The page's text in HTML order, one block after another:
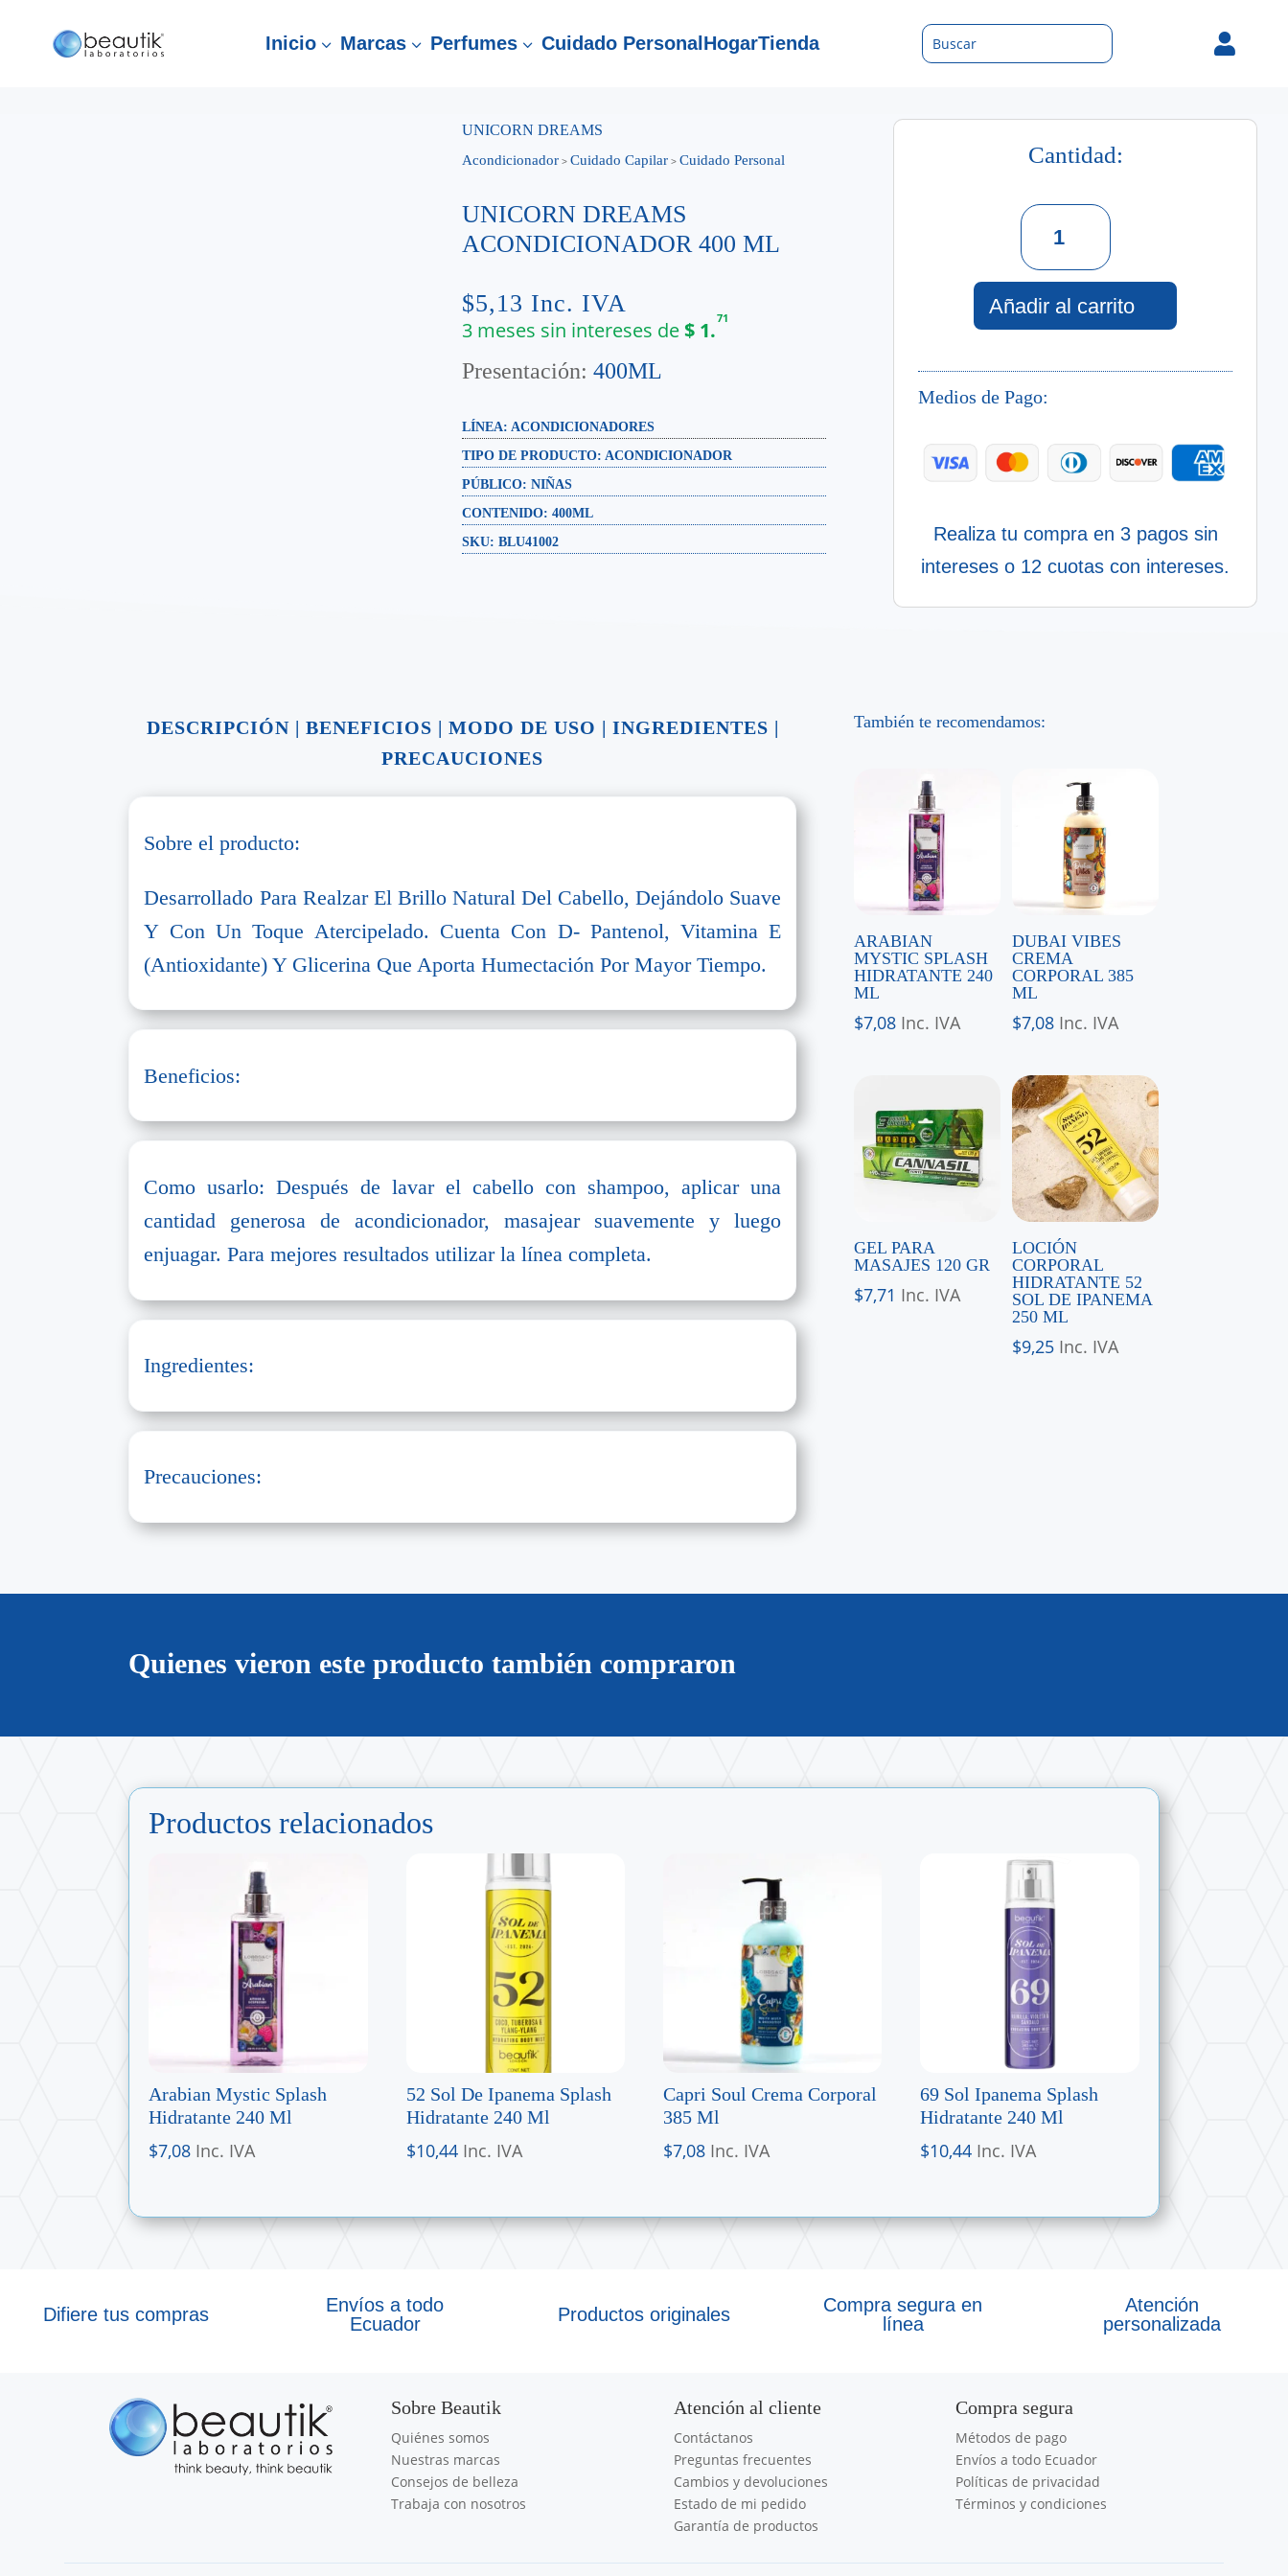
Inicio 3 Marcas 3 Perfumes 3 Cuidado Personal HogarTienda 
UNICORN DREAMS
Acondicionador >Cuidado Capilar >Cuidado Personal
UNICORN DREAMS
ACONDICIONADOR 400 ML
$5,13 Inc. IVA
3 meses sin intereses de$ 1.71
Presentación:400ML
LÍNEA: ACONDICIONADORES
TIPO DE PRODUCTO:ACONDICIONADOR
PÚBLICO:NIÑAS
CONTENIDO:400ML
SKU: BLU41002
Cantidad:
Unicorn
Dreams
Acondicionador
400
Ml
Añadir al carrito
Medios de Pago:
Realiza tu compra en 3 pagos sin
intereses o 12 cuotas con intereses.
DESCRIPCIÓN| BENEFICIOS | MODO DE USO | INGREDIENTES |
PRECAUCIONES
Sobre el producto:
Desarrollado Para Realzar El Brillo Natural Del Cabello, Dejándolo Suave
Y Con Un Toque Atercipelado. Cuenta Con D- Pantenol, Vitamina E
(Antioxidante) Y Glicerina Que Aporta Humectación Por Mayor Tiempo.
Beneficios:
Como usarlo: Después de lavar el cabello con shampoo, aplicar una
cantidad generosa de acondicionador, masajear suavemente y luego
enjuagar. Para mejores resultados utilizar la línea completa.
Ingredientes:
Precauciones:
También te recomendamos:
ARABIAN
MYSTIC SPLASH
HIDRATANTE 240
ML
$7,08 Inc. IVA
DUBAI VIBES
CREMA
CORPORAL 385
ML
$7,08 Inc. IVA
GEL PARA
MASAJES 120 GR
$7,71 Inc. IVA
LOCIÓN
CORPORAL
HIDRATANTE 52
SOL DE IPANEMA
250 ML
$9,25 Inc. IVA
Quienes vieron este producto también compraron
Productos relacionados
Arabian Mystic Splash
Hidratante 240 Ml
$7,08 Inc. IVA
52 Sol De Ipanema Splash
Hidratante 240 Ml
$10,44 Inc. IVA
Capri Soul Crema Corporal
385 Ml
$7,08 Inc. IVA
69 Sol Ipanema Splash
Hidratante 240 Ml
$10,44 Inc. IVA
Difiere tus compras
Envíos a todo
Ecuador
Productos originales
Compra segura en
línea
Atención
personalizada
Sobre Beautik
Quiénes somos
Nuestras marcas
Consejos de belleza
Trabaja con nosotros
Atención al cliente
Contáctanos
Preguntas frecuentes
Cambios y devoluciones
Estado de mi pedido
Garantía de productos
Compra segura
Métodos de pago
Envíos a todo Ecuador
Políticas de privacidad
Términos y condiciones